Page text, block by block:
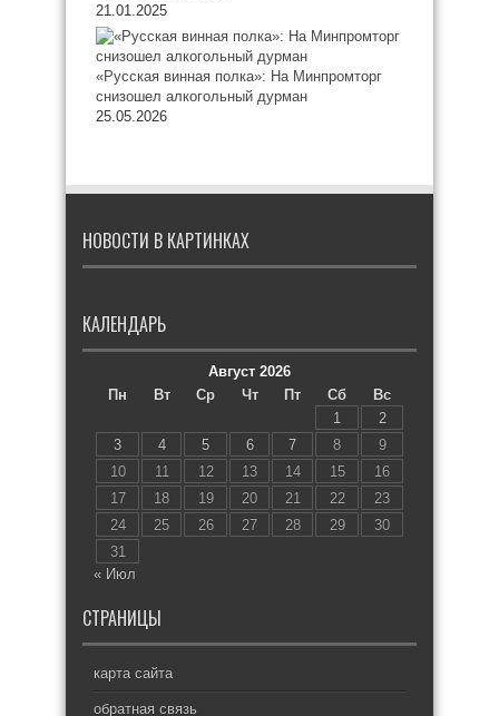
21.01.2025
«Русская винная полка»: На Минпромторг
снизошел алкогольный дурман
25.05.2026
НОВОСТИ В КАРТИНКАХ
КАЛЕНДАРЬ
Август 2026
Пн
Вт Ср Чт Пт Сб
Вс
1
2
3
4 5 6 7 8
9
10
11 12 13 14 15
16
17
18 19 20 21 22
23
24
25 26 27 28 29
30
31
« Июл
СТРАНИЦЫ
карта сайта
обратная связь